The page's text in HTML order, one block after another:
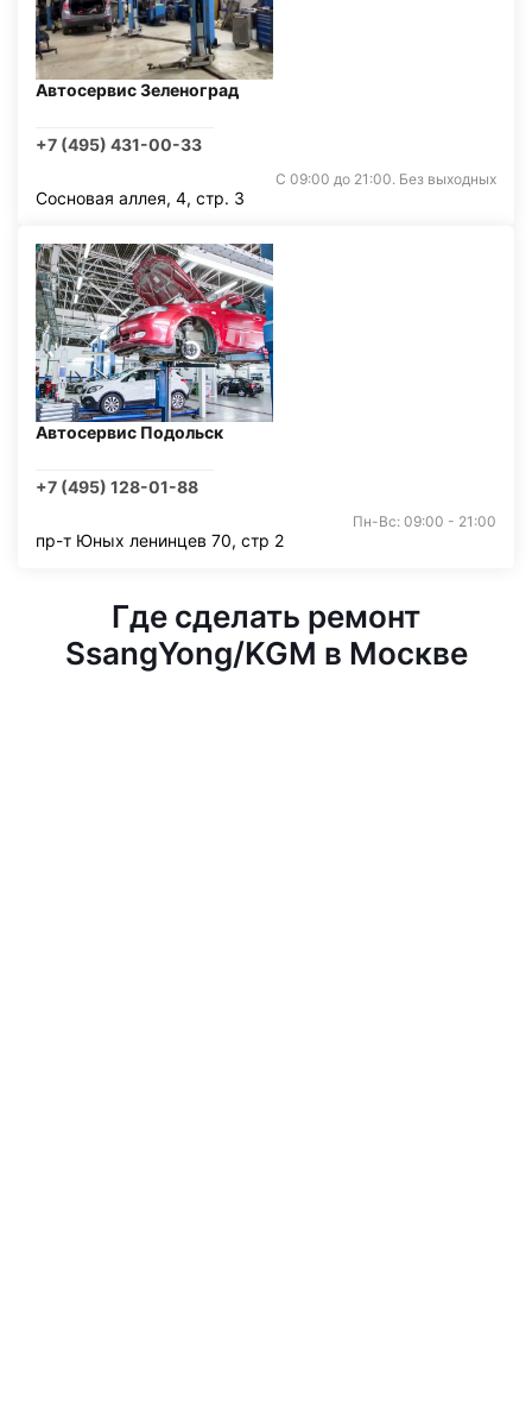
Автосервис Зеленоград
+7 (495) 431-00-33
С 09:00 до 21:00. Без выходных
Сосновая аллея, 4, стр. 3
Автосервис Подольск
+7 (495) 128-01-88
Пн-Вс: 09:00 - 21:00
пр-т Юных ленинцев 70, стр 2
Где сделать ремонт
SsangYong/KGM в Москве